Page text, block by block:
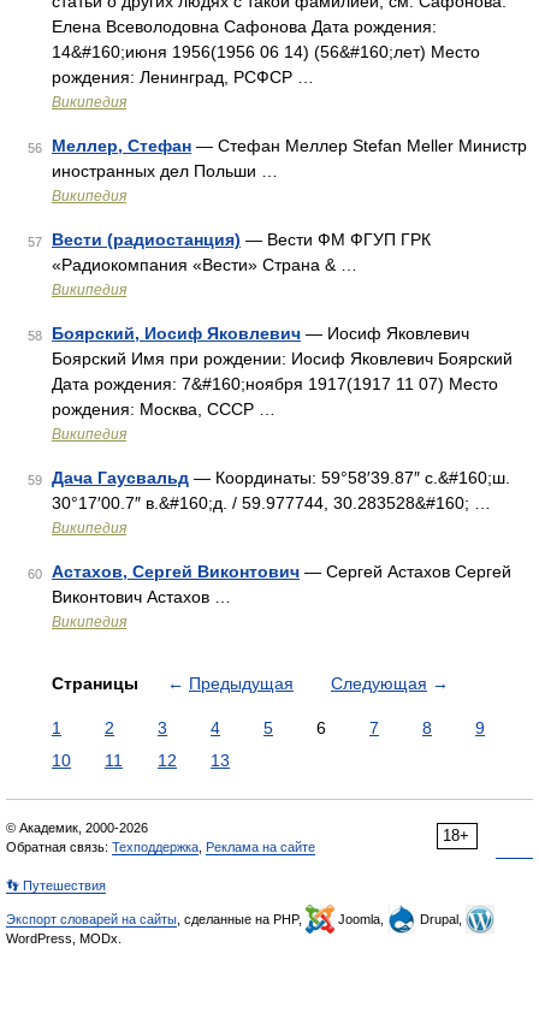
Елена Всеволодовна Сафонова Дата рождения:
14&#160;июня 1956(1956 06 14) (56&#160;лет) Место
рождения: Ленинград, РСФСР …
Википедия
56 Меллер, Стефан — Стефан Меллер Stefan Meller Министр
иностранных дел Польши …
Википедия
57 Вести (радиостанция) — Вести ФМ ФГУП ГРК
«Радиокомпания «Вести» Страна & …
Википедия
58 Боярский, Иосиф Яковлевич — Иосиф Яковлевич
Боярский Имя при рождении: Иосиф Яковлевич Боярский
Дата рождения: 7&#160;ноября 1917(1917 11 07) Место
рождения: Москва, СССР …
Википедия
59 Дача Гаусвальд — Координаты: 59°58′39.87″ с.&#160;ш.
30°17′00.7″ в.&#160;д. / 59.977744, 30.283528&#160; …
Википедия
60 Астахов, Сергей Виконтович — Сергей Астахов Сергей
Виконтович Астахов …
Википедия
Страницы ← Предыдущая Следующая →
1 2 3 4 5 6 7 8
9
10
11 12 13
18+
© Академик, 2000-2026
Обратная связь: Техподдержка Реклама на сайте
👣 Путешествия
Экспорт словарей на сайты , сделанные на PHP, Joomla,
Drupal,
WordPress, MODx.